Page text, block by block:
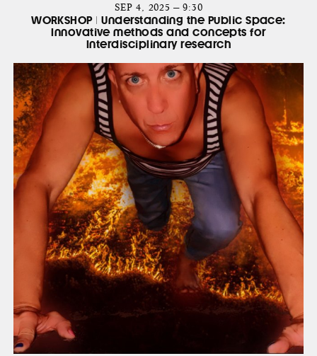
SEP 4, 2025 — 9:30
WORKSHOP | Understanding the Public Space:
Innovative methods and concepts for
Interdisciplinary research